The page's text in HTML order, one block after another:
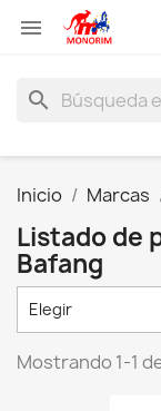

search
Inicio Marcas
Listado de
Bafang
Elegir
Mostrando 1-1